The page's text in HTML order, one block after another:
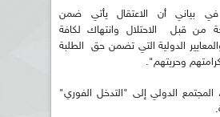
في بياني أن الاعتقال يأتي ضمن
من قبل الاحتلال وانتهاك لكافة
الدولية التي تضمن حق الطلبة
وحريتهم".
المجتمع الدولي إلى "التدخل الفوري"